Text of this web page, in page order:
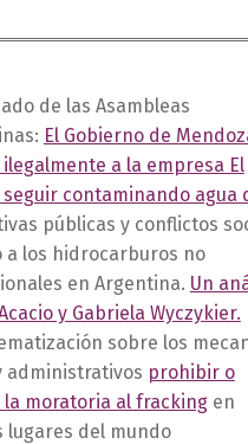
de las Asambleas
El Gobierno de
a la empresa El
contaminando agua
públicas y conflictos
a los hidrocarburos no
en Argentina. Un
y Gabriela Wyczykier.
sobre los
administrativos prohibir o
la moratoria al frackingen
lugares del mundo